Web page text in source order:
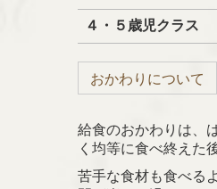
４・５歳児クラス
おかわりについて
給食のおかわりは、
く均等に食べ終えた
苦手な食材も食べる